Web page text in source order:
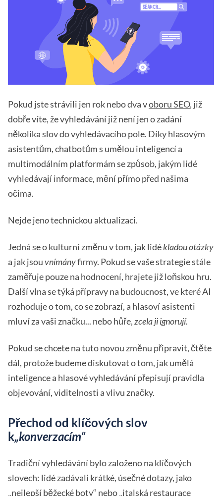
Pokud jste strávili jen rok nebo dva voboru SEO, již
dobře víte, že vyhledávání již není jen o zadání
několika slov do vyhledávacího pole. Díky hlasovým
asistentům, chatbotům s umělou inteligencí a
multimodálním platformám se způsob, jakým lidé
vyhledávají informace, mění přímo před našima
očima.
Nejde jenotechnickou aktualizaci.
Jedná se o kulturní změnu v tom, jak lidékladou otázky
a jak jsouvnímányfirmy. Pokud se vaše strategie stále
zaměřuje pouze na hodnocení, hrajete již loňskou hru.
Další vlna se týká přípravy na budoucnost, ve které AI
rozhoduje o tom, co se zobrazí, a hlasoví asistenti
mluví za vaši značku... nebo hůře,zcela ji ignorují.
Pokud se chcete na tuto novou změnu připravit, čtěte
dál, protože budeme diskutovat o tom, jak umělá
inteligence a hlasové vyhledávání přepisují pravidla
objevování, viditelnosti a vlivu značky.
Přechod od klíčových slov
k„konverzacím“
Tradiční vyhledávání bylo založeno na klíčových
slovech: lidé zadávali krátké, úsečné dotazy, jako
„nejlepší běžecké boty“ nebo „italská restaurace